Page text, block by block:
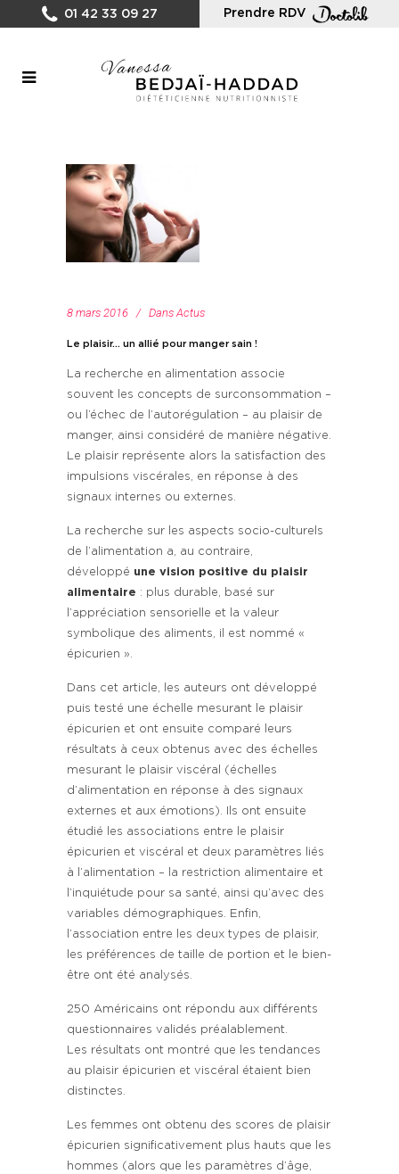
01 42 33 09 27 Prendre RDV
8 mars 2016 Dans Actus
Le plaisir… un allié pour manger sain !
La recherche en alimentation associe
souvent les concepts de surconsommation –
ou l’échec de l’autorégulation – au plaisir de
manger, ainsi considéré de manière négative.
Le plaisir représente alors la satisfaction des
impulsions viscérales, en réponse à des
signaux internes ou externes.
La recherche sur les aspects socio-culturels
de l’alimentation a, au contraire,
développé une vision positive du plaisir
alimentaire : plus durable, basé sur
l’appréciation sensorielle et la valeur
symbolique des aliments, il est nommé «
épicurien ».
Dans cet article, les auteurs ont développé
puis testé une échelle mesurant le plaisir
épicurien et ont ensuite comparé leurs
résultats à ceux obtenus avec des échelles
mesurant le plaisir viscéral (échelles
d’alimentation en réponse à des signaux
externes et aux émotions). Ils ont ensuite
étudié les associations entre le plaisir
épicurien et viscéral et deux paramètres liés
à l’alimentation – la restriction alimentaire et
l’inquiétude pour sa santé, ainsi qu’avec des
variables démographiques. Enfin,
l’association entre les deux types de plaisir,
les préférences de taille de portion et le bien-
être ont été analysés.
250 Américains ont répondu aux différents
questionnaires validés préalablement.
Les résultats ont montré que les tendances
au plaisir épicurien et viscéral étaient bien
distinctes.
Les femmes ont obtenu des scores de plaisir
épicurien significativement plus hauts que les
hommes (alors que les paramètres d’âge,